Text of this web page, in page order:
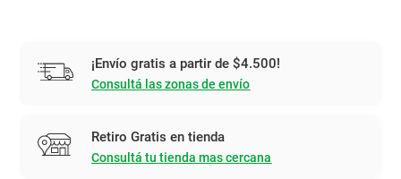
¡Envío gratis a partir de $4.500!
Consultá las zonas de envío
Retiro Gratis en tienda
Consultá tu tienda mas cercana